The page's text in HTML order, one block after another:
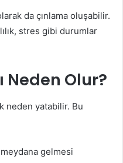
da çınlama oluşabilir.
stres gibi durumlar
Neden Olur?
neden yatabilir. Bu
meydana gelmesi